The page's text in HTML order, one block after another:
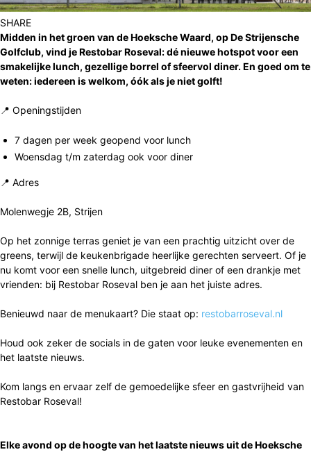
SHARE
Midden in het groen van de Hoeksche Waard, op De Strijensche
Golfclub, vind je Restobar Roseval: dé nieuwe hotspot voor een
smakelijke lunch, gezellige borrel of sfeervol diner. En goed om te
weten: iedereen is welkom, óók als je niet golft!
📍 Openingstijden
7 dagen per week geopend voor lunch
Woensdag t/m zaterdag ook voor diner
📍 Adres
Molenwegje 2B, Strijen
Op het zonnige terras geniet je van een prachtig uitzicht over de
greens, terwijl de keukenbrigade heerlijke gerechten serveert. Of je
nu komt voor een snelle lunch, uitgebreid diner of een drankje met
vrienden: bij Restobar Roseval ben je aan het juiste adres.
Benieuwd naar de menukaart? Die staat op: restobarroseval.nl
Houd ook zeker de socials in de gaten voor leuke evenementen en
het laatste nieuws.
Kom langs en ervaar zelf de gemoedelijke sfeer en gastvrijheid van
Restobar Roseval!
Elke avond op de hoogte van het laatste nieuws uit de Hoeksche